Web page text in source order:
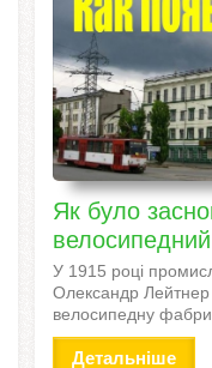
Як було
У 1915 році
Олександр
велосипедну
Детальніше